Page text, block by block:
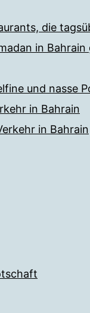
die
in
und nasse
in Bahrain
in Bahrain